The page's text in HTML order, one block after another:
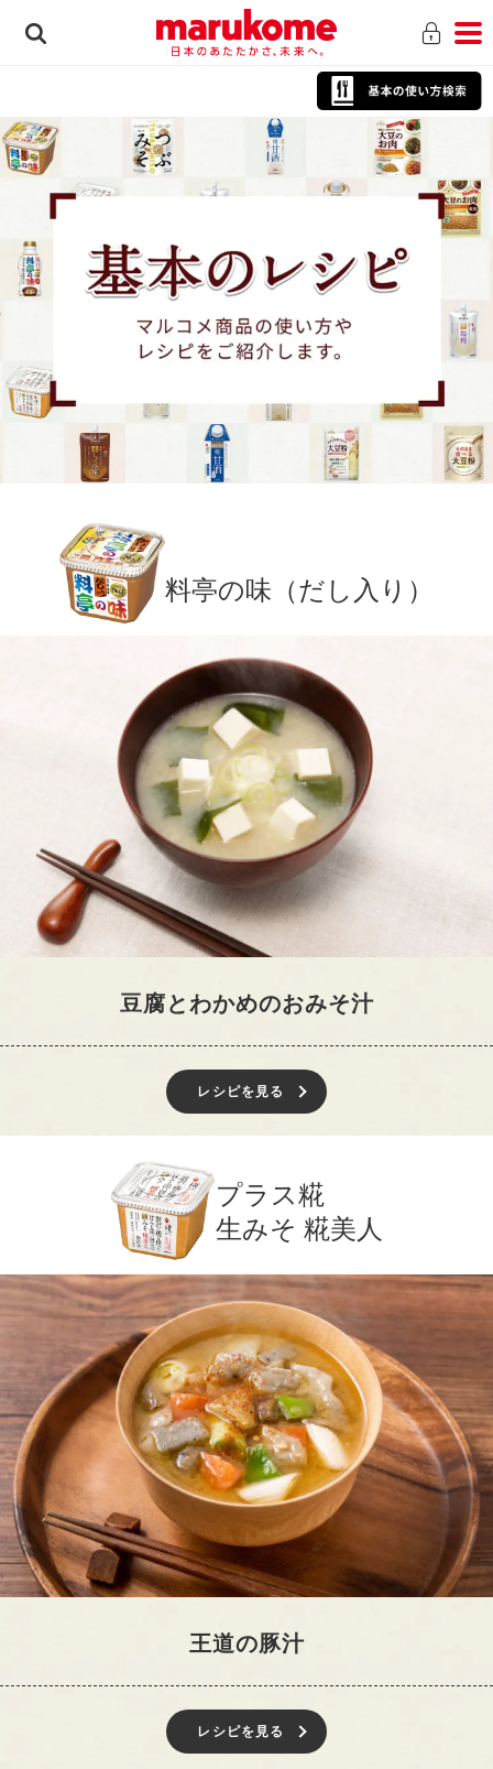
料亭の味（だし入り）
豆腐とわかめのおみそ汁
レシピを見る
プラス糀
生みそ 糀美人
王道の豚汁
レシピを見る